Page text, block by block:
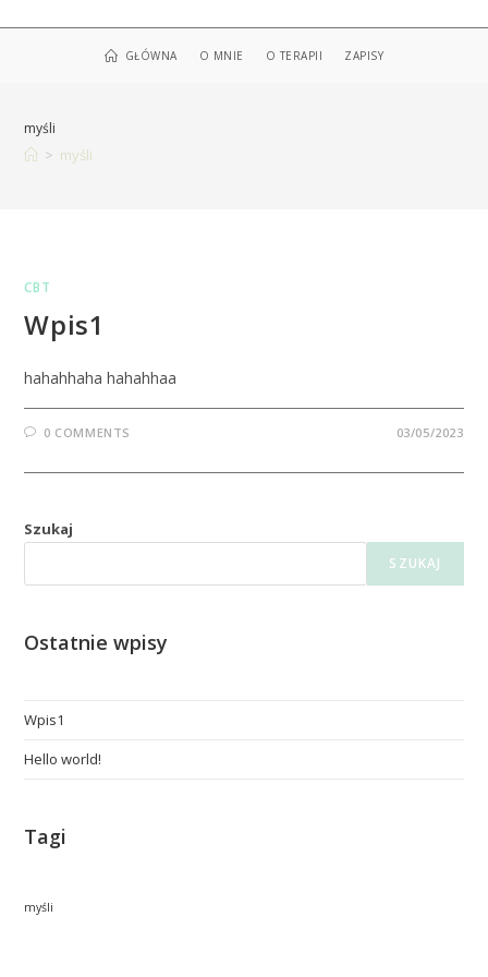
GŁÓWNA O MNIE O TERAPII ZAPISY
myśli
> myśli
CBT
Wpis1
hahahhaha hahahhaa
0 COMMENTS 03/05/2023
Szukaj
SZUKAJ
Ostatnie wpisy
Wpis1
Hello world!
Tagi
myśli